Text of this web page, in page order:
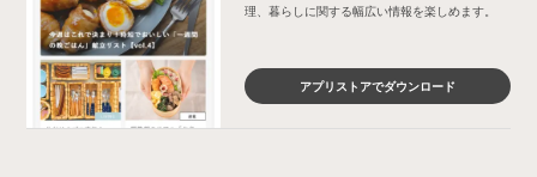
理、暮らしに関する幅広い情報を楽しめます。
アプリストアでダウンロード